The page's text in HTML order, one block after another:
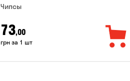
Чипсы
73,00
грн за 1 шт